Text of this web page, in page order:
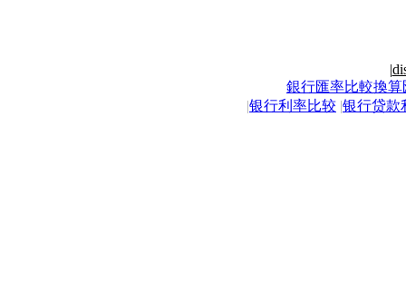
|
銀行匯率比較換算
|银行利率比较 |银行贷款